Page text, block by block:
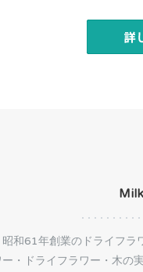
和61年創業のドライフラ
・ドライフラワー・木の